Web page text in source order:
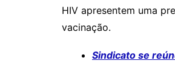
HIV apresentem uma
vacinação.
Sindicato se